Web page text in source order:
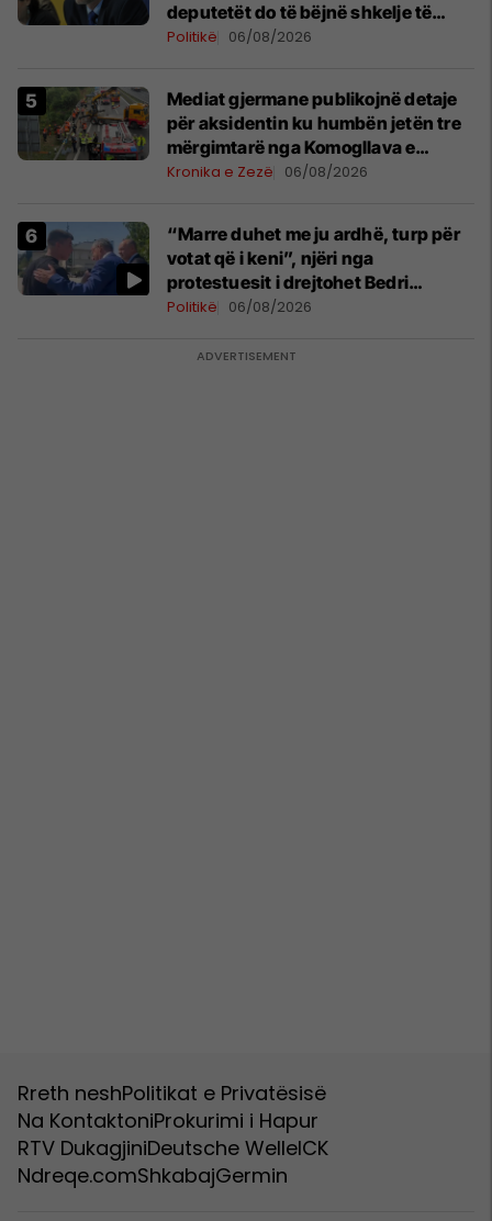
deputetët do të bëjnë shkelje të
rëndë kushtetuese
Politikë 06/08/2026
Mediat gjermane publikojnë detaje
për aksidentin ku humbën jetën tre
mërgimtarë nga Komogllava e
Ferizajt
Kronika e Zezë 06/08/2026
“Marre duhet me ju ardhë, turp për
votat që i keni”, njëri nga
protestuesit i drejtohet Bedri
Hamzës
Politikë 06/08/2026
Rreth neshPolitikat e Privatësisë
Na KontaktoniProkurimi i Hapur
RTV DukagjiniDeutsche WelleICK
Ndreqe.comShkabajGermin